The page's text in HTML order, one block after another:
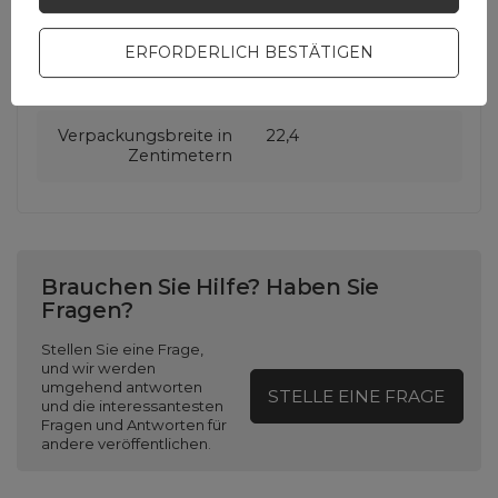
Verpackungslänge in
3
Verpackungsbreite in
Zentimetern
22,4
Brauchen Sie Hilfe? Haben Sie
Fragen?
Stellen Sie eine Frage,
und wir werden
umgehend antworten
und die interessantesten
Fragen und Antworten für
andere veröffentlichen.
STELLE EINE FRAGE
ERFORDERLICH BESTÄTIGEN